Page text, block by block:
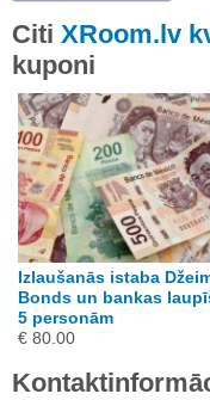
Citi XRoom.lv
kuponi
Izlaušanās istaba
Bonds un bankas
5 personām
€ 80.00